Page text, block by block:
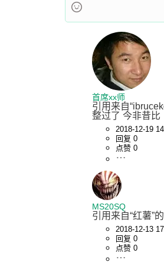
首席xx师
引用来自
整过了 今非昔比
2018-12-19
回复 0
点赞 0
MS20SQ
引用来自“红薯”
2018-12-13
回复 0
点赞 0